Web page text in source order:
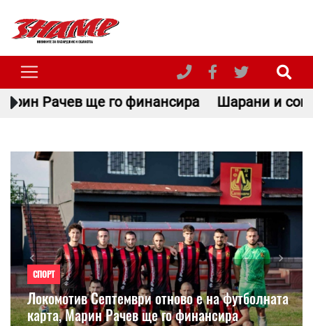
Шарани и сомове в
СПОРТ
Локомотив Септември отново е на футболната
карта, Марин Рачев ще го финансира
Previous Next